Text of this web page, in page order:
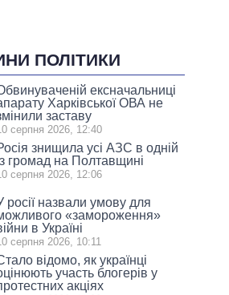
ПОЛІТИКИ
ексначальниці
Харківської ОВА не
заставу
серпня 2026, 12:40
знищила усі АЗС в одній
громад на Полтавщині
серпня 2026, 12:06
росії назвали умову для
«замороження»
в Україні
серпня 2026, 10:11
відомо, як українці
участь блогерів у
акціях